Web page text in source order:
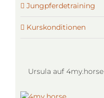
Jungpferdetraining
Kurskonditionen
Ursula auf 4my.horse